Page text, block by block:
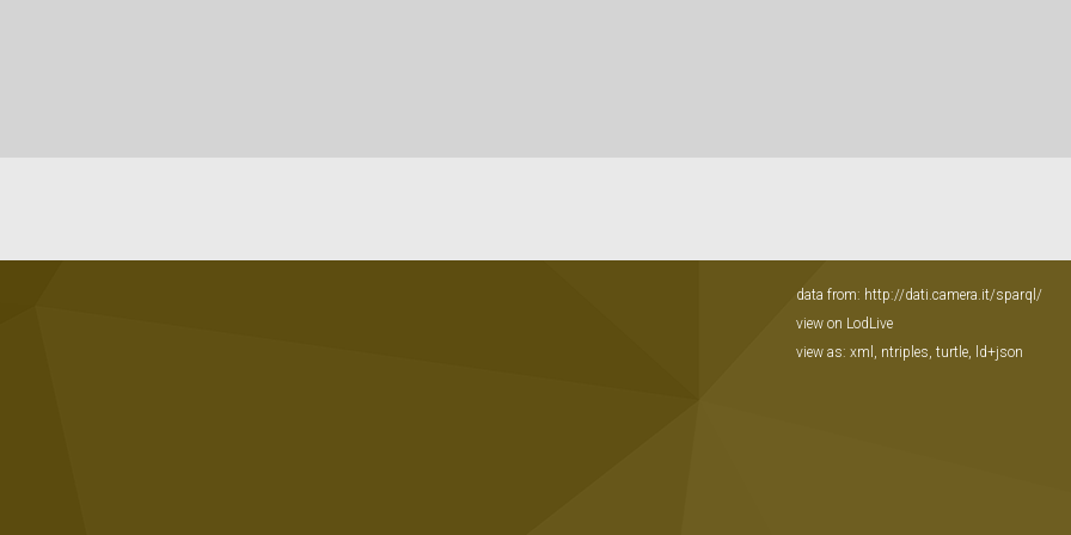
data from: http://dati.camera.it/sparql/
view on LodLive
view as: xml , ntriples, turtle, ld+json